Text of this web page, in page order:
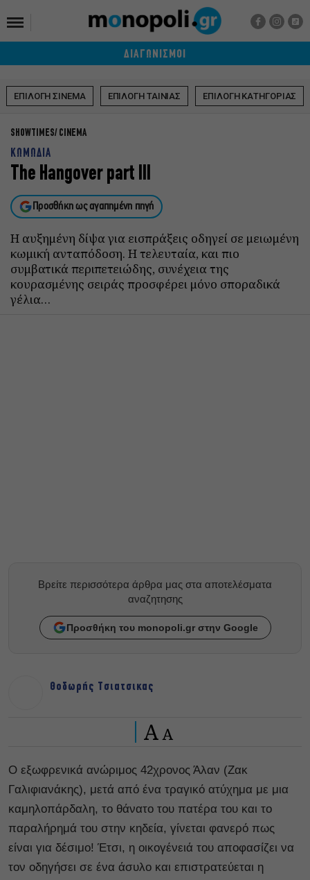
ΔΙΑΓΩΝΙΣΜΟΙ
ΕΠΙΛΟΓΗ ΣΙΝΕΜΑ ΕΠΙΛΟΓΗ ΤΑΙΝΙΑΣ ΕΠΙΛΟΓΗ ΚΑΤΗΓΟΡΙΑΣ
SHOWTIMES CINEMA
ΚΩΜΩΔΙΑ
The Hangover part III
Προσθήκη ως αγαπημένη πηγή
Η αυξημένη δίψα για εισπράξεις οδηγεί σε μειωμένη
κωμική ανταπόδοση. Η τελευταία, και πιο
συμβατικά περιπετειώδης, συνέχεια της
κουρασμένης σειράς προσφέρει μόνο σποραδικά
γέλια…
Βρείτε περισσότερα άρθρα μας στα αποτελέσματα
αναζητησης
Προσθήκη του monopoli.gr στην Google
Θοδωρής Τσιατσικας
A A
Ο εξωφρενικά ανώριμος 42χρονος Άλαν (Ζακ
Γαλιφιανάκης), μετά από ένα τραγικό ατύχημα με μια
καμηλοπάρδαλη, το θάνατο του πατέρα του και το
παραλήρημά του στην κηδεία, γίνεται φανερό πως
είναι για δέσιμο! Έτσι, η οικογένειά του αποφασίζει να
τον οδηγήσει σε ένα άσυλο και επιστρατεύεται η